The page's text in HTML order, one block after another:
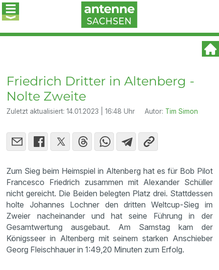
Friedrich Dritter in Altenberg -
Nolte Zweite
Zuletzt aktualisiert:14.01.2023 | 16:48 Uhr Autor: Tim Simon
Zum Sieg beim Heimspiel in Altenberg hat es für Bob Pilot
Francesco Friedrich zusammen mit Alexander Schüller
nicht gereicht. Die Beiden belegten Platz drei. Stattdessen
holte Johannes Lochner den dritten Weltcup-Sieg im
Zweier nacheinander und hat seine Führung in der
Gesamtwertung ausgebaut. Am Samstag kam der
Königsseer in Altenberg mit seinem starken Anschieber
Georg Fleischhauer in 1:49,20 Minuten zum Erfolg.